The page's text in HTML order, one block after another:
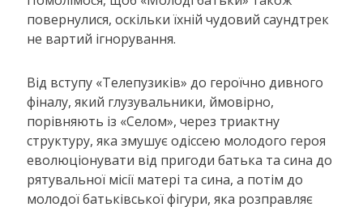
повернулися, оскільки їхній чудовий саундтрек
не вартий ігнорування.
Від вступу «Телепузиків» до героїчно дивного
фіналу, який глузувальники, ймовірно,
порівняють із «Селом», через триактну
структуру, яка змушує одіссею молодого героя
еволюціонувати від пригоди батька та сина до
рятувальної місії матері та сина, а потім до
молодої батьківської фігури, яка розправляє